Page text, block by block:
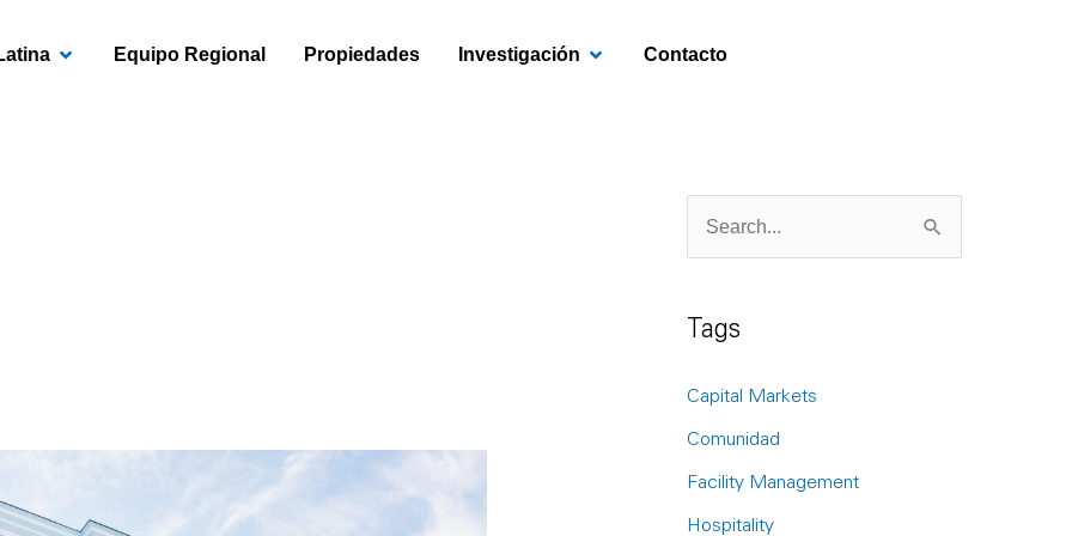
OPEN AMÉRICA LATINA
Equipo Regional Propiedades Investigación OPEN INVESTIGACIÓN
Contacto
a
c
h
Tags
Capital Markets
Comunidad
Facility Management
Hospitality